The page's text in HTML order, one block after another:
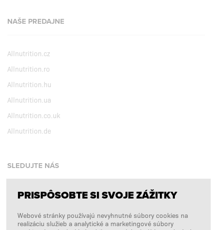
NAŠE PREDAJNE
Allnutrition.cz
Allnutrition.ro
Allnutrition.hu
Allnutrition.ua
Allnutrition.co.uk
Allnutrition.de
SLEDUJTE NÁS
Facebook
Instagram
PRISPÔSOBTE SI SVOJE ZÁŽITKY
Webové stránky používajú nevyhnutné súbory cookies na
realizáciu služieb a analytické a marketingové súbory